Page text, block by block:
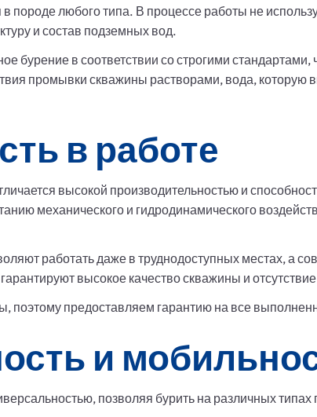
породе любого типа. В процессе работы не
и состав подземных вод.
бурение в соответствии со строгими стандартами,
промывки скважины растворами, вода, которую
в работе
высокой производительностью и
механического и гидродинамического
работать даже в труднодоступных местах, а
высокое качество скважины и
поэтому предоставляем гарантию на все
и
позволяя бурить на различных типах